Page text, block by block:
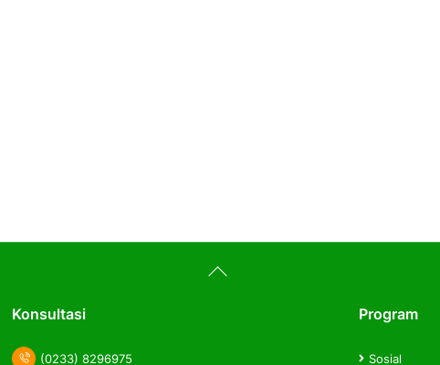
Back
To
Konsultasi
(0233) 8296975
Program
Sosial